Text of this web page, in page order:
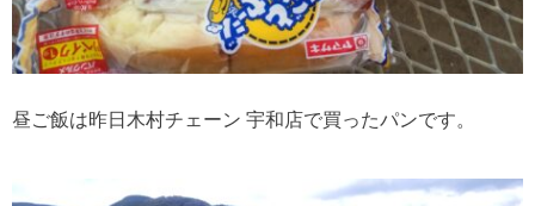
昼ご飯は昨日木村チェーン 宇和店で買ったパンです。